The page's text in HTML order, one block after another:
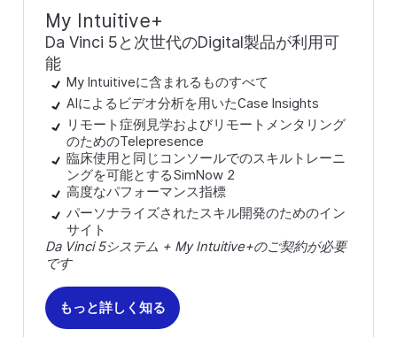
My Intuitive+
Da Vinci 5と次世代のDigital製品が利用可
能
My Intuitiveに含まれるものすべて
AIによるビデオ分析を用いたCase Insights
リモート症例見学およびリモートメンタリング
のためのTelepresence
臨床使用と同じコンソールでのスキルトレーニ
ングを可能とするSimNow 2
高度なパフォーマンス指標
パーソナライズされたスキル開発のためのイン
サイト
Da Vinci 5システム + My Intuitive+のご契約が必要
です
もっと詳しく知る